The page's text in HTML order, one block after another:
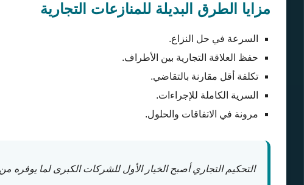
مزايا الطرق البديلة للمنازعات التجارية
السرعة في حل النزاع.
حفظ العلاقة التجارية بين الأطراف.
تكلفة أقل مقارنة بالتقاضي.
السرية الكاملة للإجراءات.
مرونة في الاتفاقات والحلول.
التحكيم التجاري أصبح الخيار الأول للشركات الكبرى لما يوفره